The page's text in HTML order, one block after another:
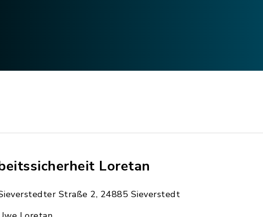
Loretan
Straße 2, 24885 Sieverstedt